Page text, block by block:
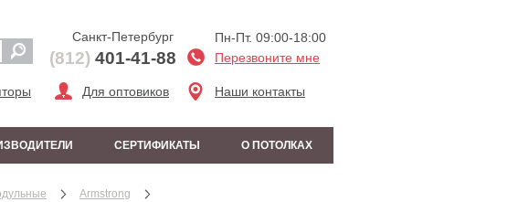
Для оптовиков
Пн-Пт. 09:00-18:00
Перезвоните мне
Наши контакты
Санкт-Петербург
(812) 401-41-88
СЕРТИФИКАТЫ О ПОТОЛКАХ
Armstrong